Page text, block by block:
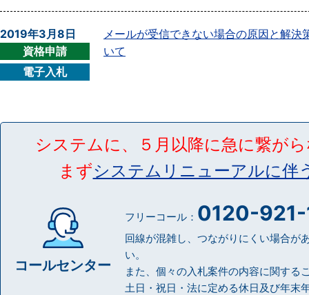
2019年3月8日
資格申請
電子入札
メールが受信できない場合の原因と解決
いて
システムに、５月以降に急に繋が
まずシステムリニューアルに伴
コールセンター
フリーコール： 0120-
回線が混雑し、つながりにくい場合が
い。
また、個々の入札案件の内容に関する
土日・祝日・法に定める休日及び年末